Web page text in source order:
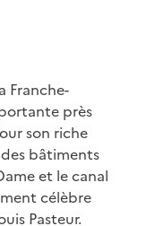
Franche-
près
son riche
bâtiments
et le canal
célèbre
Pasteur.